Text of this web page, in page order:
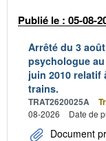
Publié le : 05-08-
Arrêté du 3
psychologue
juin 2010
trains.
TRAT2620025A
08-2026
Date de
Document